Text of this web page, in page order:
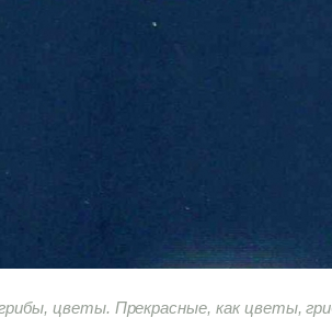
цветы. Прекрасные, как цветы,